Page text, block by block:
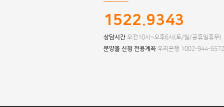
1522.9343
상담시간오전10시~오후6시(토/일/공휴일휴무)
분양몰 신청 전용계좌우리은행 1002-944-